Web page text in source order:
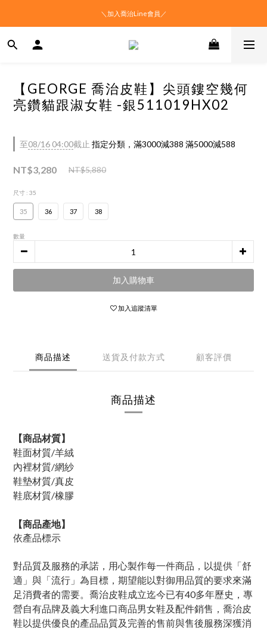
＼加入喬治Line會員／
【GEORGE 喬治皮鞋】尖頭鏤空幾何
亮鑽貓跟淑女鞋 -銀511019HX02
至08/16 04:00截止 指定分類，滿3000減388 滿5000減588
NT$3,280 NT$5,880
尺寸 : 35
35 36 37 38
數量
加入購物車
加入追蹤清單
商品描述 送貨及付款方式 顧客評價
商品描述
【商品材質】
鞋面材質/羊絨
內裡材質/網紗
鞋墊材質/真皮
鞋底材質/橡膠
【商品產地】
依產品標示
對品質及服務的承諾，用心製作每一件商品，以提供「舒
適」與「流行」為目標，期望能以對御用品質的要求來滿
足消費者的需要。喬治皮鞋成立迄今已有40多年歷史，專
營自有品牌及義大利進口商品男女鞋及配件銷售，喬治皮
鞋以提供優良的產品品質及完善的售前與售後服務深獲消